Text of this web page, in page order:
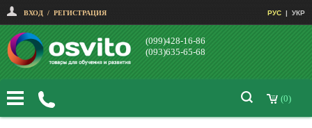
ВХОД / РЕГИСТРАЦИЯ РУС | УКР
(099)428-16-86
(093)635-65-68
(0)